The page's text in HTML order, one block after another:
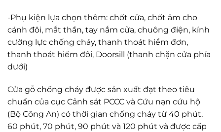
-Phụ kiện lựa chọn thêm: chốt cửa, chốt âm cho
cánh đôi, mắt thần, tay nắm cửa, chuông điện, kính
cường lực chống cháy, thanh thoát hiểm đơn,
thanh thoát hiểm đôi, Doorsill (thanh chặn cửa phía
dưới)
Cửa gỗ chống cháy được sản xuất đạt theo tiêu
chuẩn của cục Cảnh sát PCCC và Cứu nạn cứu hộ
(Bộ Công An) có thời gian chống cháy từ 40 phút,
60 phút, 70 phút, 90 phút và 120 phút và được cấp